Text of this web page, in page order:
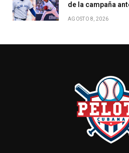
de la campaña
AGOSTO 8, 2026